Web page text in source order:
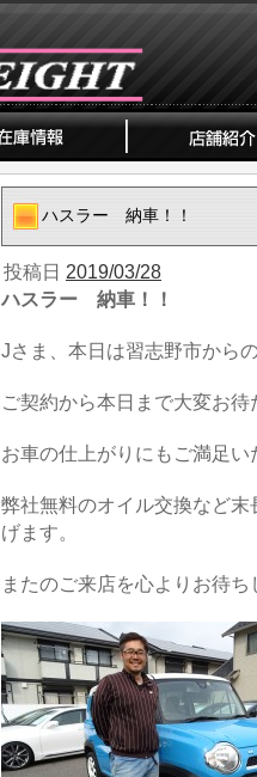
ハスラー 納車！！
投稿日 2019/03/28
ハスラー 納車！！
Jさま、本日は習志野市から
ご契約から本日まで大変お
お車の仕上がりにもご満足
弊社無料のオイル交換など
げます。
またのご来店を心よりお待